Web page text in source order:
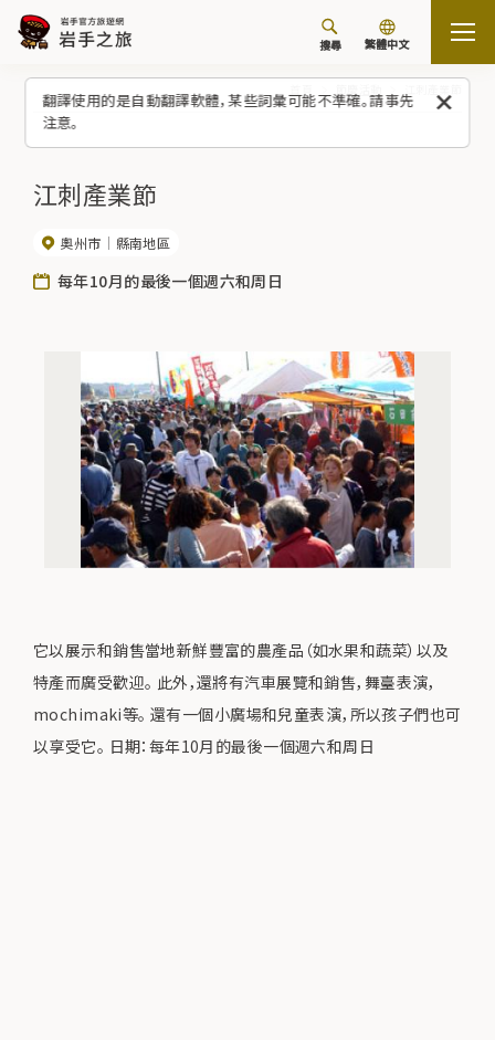
翻譯使用的是自動翻譯軟體，某些詞彙可能不準確。請事先
注意。
搜尋 繁體中文
江刺產業節
奧州市 縣南地區
每年10月的最後一個週六和周日
它以展示和銷售當地新鮮豐富的農產品（如水果和蔬菜）以及
特產而廣受歡迎。 此外，還將有汽車展覽和銷售，舞臺表演，
mochimaki等。 還有一個小廣場和兒童表演，所以孩子們也可
以享受它。 日期：每年10月的最後一個週六和周日